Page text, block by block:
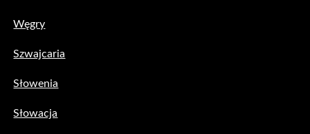
Węgry
Szwajcaria
Słowenia
Słowacja